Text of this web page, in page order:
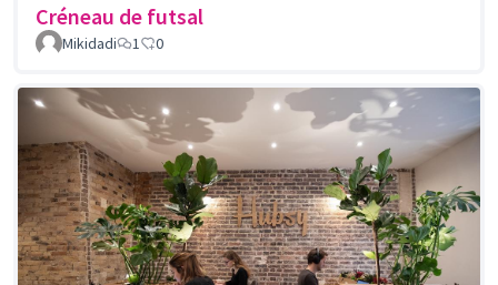
Créneau de futsal
Mikidadi 1 0